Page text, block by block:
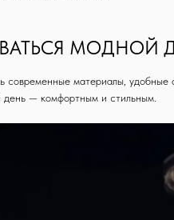
МОДНОЙ
современные материалы,
день — комфортным и стильным.